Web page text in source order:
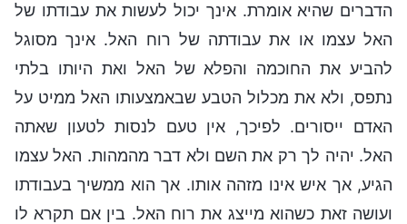
הדברים שהיא אומרת. אינך יכול לעשות את עבודתו של
האל עצמו או את עבודתה של רוח האל. אינך מסוגל
להביע את החוכמה והפלא של האל ואת היותו בלתי
נתפס, ולא את מכלול הטבע שבאמצעותו האל ממיט על
האדם ייסורים. לפיכך, אין טעם לנסות לטעון שאתה
האל. יהיה לך רק את השם ולא דבר מהמהות. האל עצמו
הגיע, אך איש אינו מזהה אותו. אך הוא ממשיך בעבודתו
ועושה זאת כשהוא מייצג את רוח האל. בין אם תקרא לו